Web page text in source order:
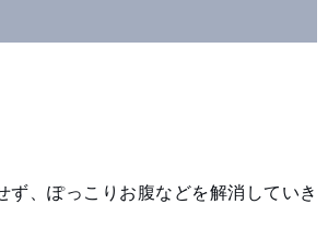
ず、ぽっこりお腹などを解消していき